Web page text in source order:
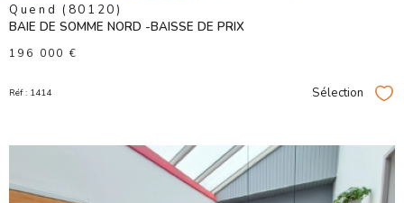
Quend (80120)
BAIE DE SOMME NORD -BAISSE DE PRIX
196 000 €
Réf : 1414 Sélection